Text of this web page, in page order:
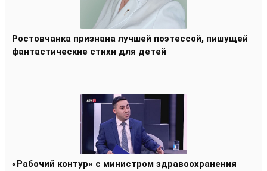
Ростовчанка признана лучшей поэтессой, пишущей
фантастические стихи для детей
«Рабочий контур» с министром здравоохранения